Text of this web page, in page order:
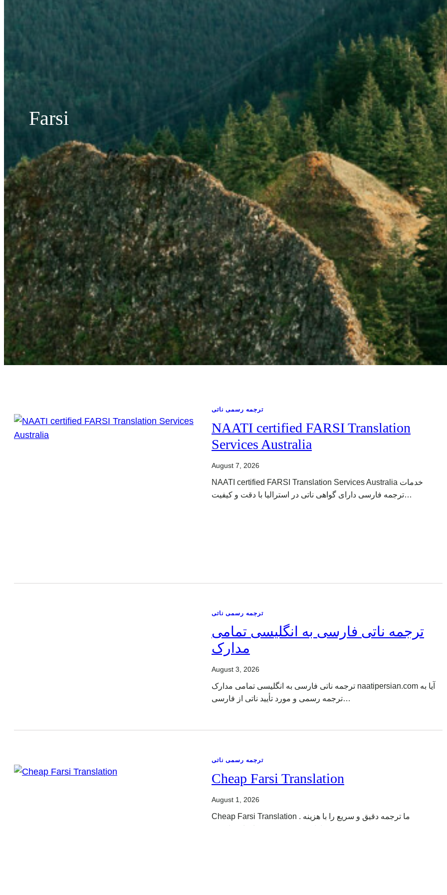
Farsi
ترجمه رسمی ناتی
NAATI certified FARSI Translation
Services Australia
August 7, 2026
NAATI certified FARSI Translation Services Australia خدمات
ترجمه فارسی دارای گواهی ناتی در استرالیا با دقت و کیفیت…
ترجمه رسمی ناتی
ترجمه ناتی فارسی به انگلیسی تمامی
مدارک
August 3, 2026
ترجمه ناتی فارسی به انگلیسی تمامی مدارک naatipersian.com آیا به
ترجمه رسمی و مورد تأیید ناتی از فارسی…
ترجمه رسمی ناتی
Cheap Farsi Translation
August 1, 2026
Cheap Farsi Translation . ما ترجمه دقیق و سریع را با هزینه